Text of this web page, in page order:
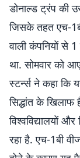
डोनाल्ड ट्रंप की
जिसके तहत एच-
वाली कंपनियों से
था. सोमवार को
स्टर्न्स ने कहा कि
सिद्धांत के
विश्वविद्यालयों
रहा है. एच-1बी